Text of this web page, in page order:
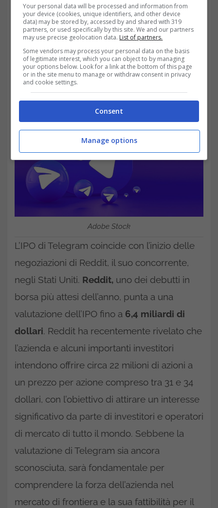
sono ancora sconosciuti. Secondo il FT,
Telegram probabilmente perseguirà una
quotazione negli Stati Uniti dopo aver
realizzato un profitto e dopo che il mercato
continuerà a essere ricettivo.
Adobe Stock
L’IPO di Telegram coincide con l’inizio delle
negoziazioni di Reddit, il suo concorrente,
negli Stati Uniti. Reddit, uno dei debutti in
borsa più attesi dell’anno, punta a una
valutazione dell’IPO fino a 6,4 miliardi di
dollari. Reddit ha recentemente rivelato che
l’azienda e alcuni importanti investitori
intendono offrire circa 22 milioni di azioni a
un prezzo per azione compreso tra 31 e 34
dollari, con l’obiettivo di attirare un interesse
significativo da parte di investitori e operatori
di mercato di tutto il mondo. Sebbene la
valutazione di Telegram sia ancora
sconosciuta, sarà fondamentale per
comprendere la forza dell’azienda nel
mercato di frontiera e la sua fattibilità per il
Your personal data will be processed and information from
your device (cookies, unique identifiers, and other device
data) may be stored by, accessed by and shared with 319
partners, or used specifically by this site. We and our partners
may use precise geolocation data. List of partners.
Some vendors may process your personal data on the basis
of legitimate interest, which you can object to by managing
your options below. Look for a link at the bottom of this page
or in the site menu to manage or withdraw consent in privacy
and cookie settings.
Consent
Manage options